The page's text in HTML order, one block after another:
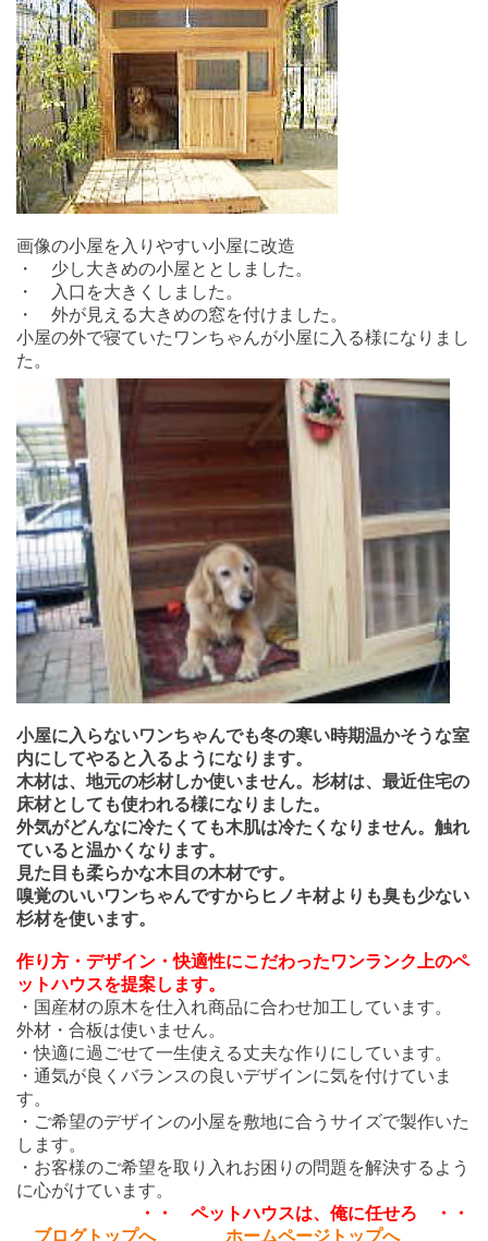
画像の小屋を入りやすい小屋に改造
・ 少し大きめの小屋ととしました。
・ 入口を大きくしました。
・ 外が見える大きめの窓を付けました。
小屋の外で寝ていたワンちゃんが小屋に入る様になりまし
た。
小屋に入らないワンちゃんでも冬の寒い時期温かそうな室
内にしてやると入るようになります。
木材は、地元の杉材しか使いません。杉材は、最近住宅の
床材としても使われる様になりました。
外気がどんなに冷たくても木肌は冷たくなりません。触れ
ていると温かくなります。
見た目も柔らかな木目の木材です。
嗅覚のいいワンちゃんですからヒノキ材よりも臭も少ない
杉材を使います。
作り方・デザイン・快適性にこだわったワンランク上のペ
ットハウスを提案します。
・国産材の原木を仕入れ商品に合わせ加工しています。
外材・合板は使いません。
・快適に過ごせて一生使える丈夫な作りにしています。
・通気が良くバランスの良いデザインに気を付けていま
す。
・ご希望のデザインの小屋を敷地に合うサイズで製作いた
します。
・お客様のご希望を取り入れお困りの問題を解決するよう
に心がけています。
・・ ペットハウスは、俺に任せろ ・・
ブログトップへ
ホームページトップへ